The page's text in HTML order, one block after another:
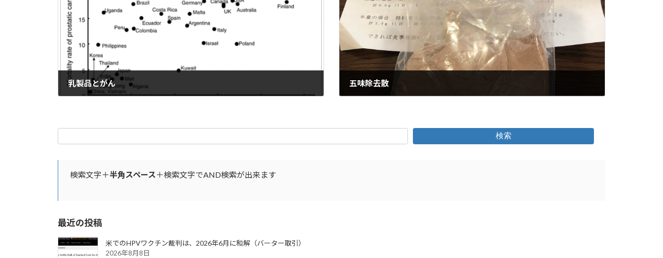
乳製品とがん 五味除去散
検索
検索文字＋半角スペース＋検索文字でAND検索が出来ます
最近の投稿
米でのHPVワクチン裁判は、2026年6月に和解（バーター取引）
2026年8月8日